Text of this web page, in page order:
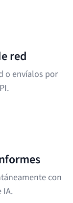
red
o envíalos por
con
IA.